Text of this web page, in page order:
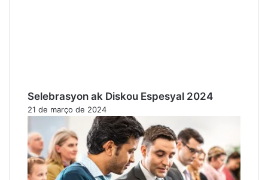
Selebrasyon ak Diskou Espesyal 2024
21 de março de 2024